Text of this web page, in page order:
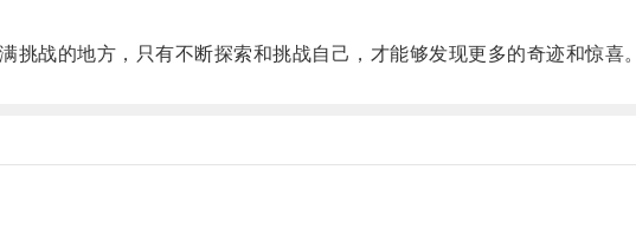
战的地方，只有不断探索和挑战自己，才能够发现更多的奇迹和惊喜。